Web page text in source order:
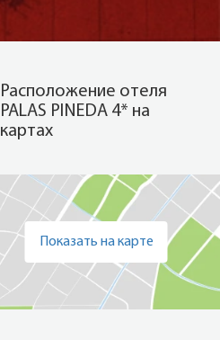
Расположение отеля
PALAS PINEDA 4* на
картах
Показать на карте